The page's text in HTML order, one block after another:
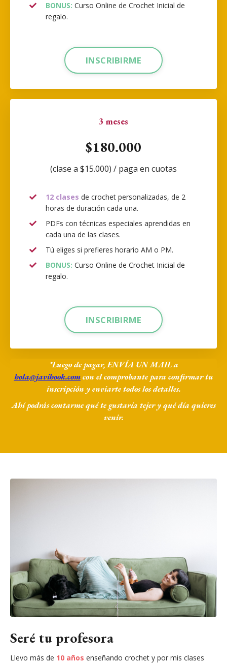
BONUS: Curso Online de Crochet Inicial de
regalo.
INSCRIBIRME
3 meses
$180.000
(clase a $15.000) / paga en cuotas
12 clases de crochet personalizadas, de 2
horas de duración cada una.
PDFs con técnicas especiales aprendidas en
cada una de las clases.
Tú eliges si prefieres horario AM o PM.
BONUS: Curso Online de Crochet Inicial de
regalo.
INSCRIBIRME
*Luego de pagar, ENVÍA UN MAIL a
hola@javihook.comcon el comprobante para confirmar tu
inscripción y enviarte todos los detalles.
Ahí podrás contarme qué te gustaría tejer y qué día quieres
venir.
Seré tu profesora
Llevo más de 10 años enseñando crochet y por mis clases